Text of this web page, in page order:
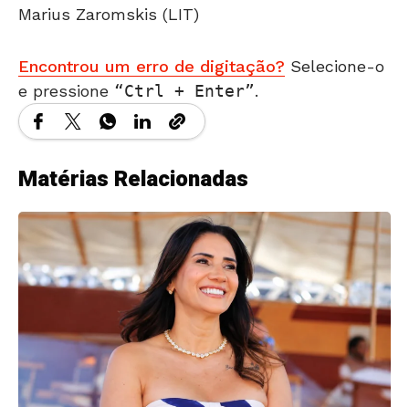
Marius Zaromskis (LIT)
Encontrou um erro de digitação? Selecione-o
e pressione
Ctrl + Enter .
Matérias Relacionadas